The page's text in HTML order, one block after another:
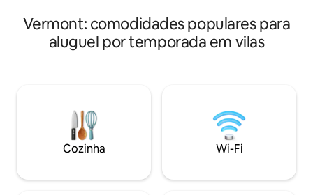
inspirado no cenário montanhoso,
acabamentos de alta qualidade, além de
muitas oportunidades para atividades e
pickle ball, trilhas para caminhadas, ioga
e muito mais! Esqui em Stowe e o
charmoso centro da cidade ao seu
iluminada pelo
equipada. Cada
aconchegante
restaurantes e
casa promete
sua viagem.
lago agora
Vermont: comodidades populares para
aluguel por temporada em vilas
Cozinha Wi-Fi